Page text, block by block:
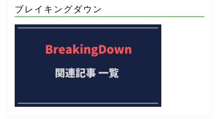
ブレイキングダウン